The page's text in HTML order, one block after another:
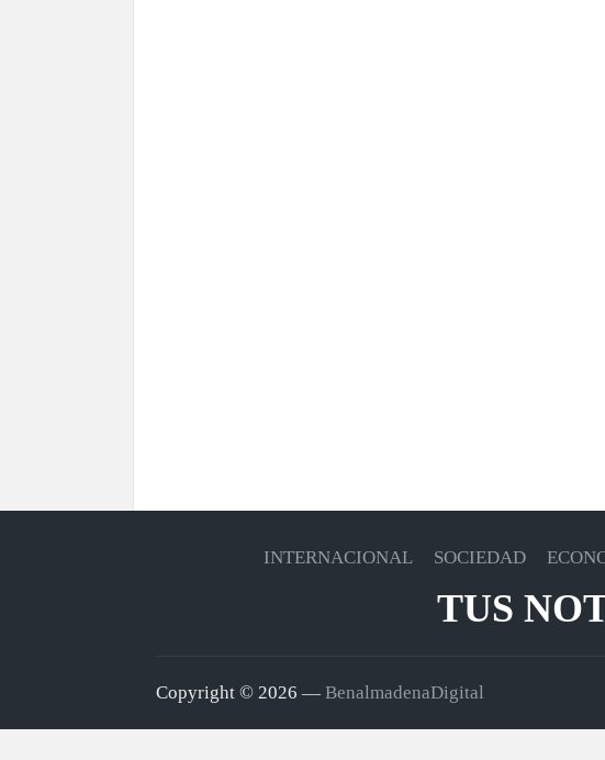
INTERNACIONAL SOCIEDAD
TUS
Copyright © 2026 — BenalmadenaDigital